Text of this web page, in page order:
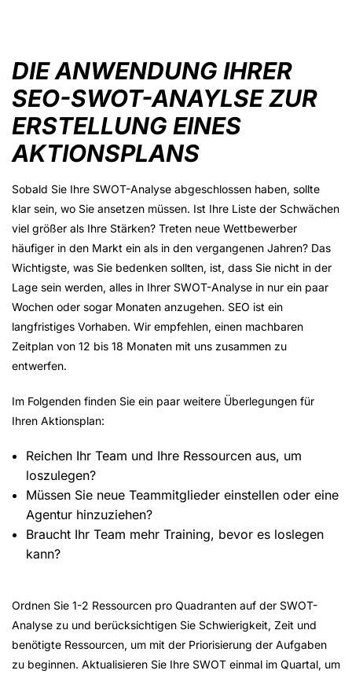
DIE ANWENDUNG IHRER
SEO-SWOT-ANAYLSE ZUR
ERSTELLUNG EINES
AKTIONSPLANS
Sobald Sie Ihre SWOT-Analyse abgeschlossen haben, sollte
klar sein, wo Sie ansetzen müssen. Ist Ihre Liste der Schwächen
viel größer als Ihre Stärken? Treten neue Wettbewerber
häufiger in den Markt ein als in den vergangenen Jahren? Das
Wichtigste, was Sie bedenken sollten, ist, dass Sie nicht in der
Lage sein werden, alles in Ihrer SWOT-Analyse in nur ein paar
Wochen oder sogar Monaten anzugehen. SEO ist ein
langfristiges Vorhaben. Wir empfehlen, einen machbaren
Zeitplan von 12 bis 18 Monaten mit uns zusammen zu
entwerfen.
Im Folgenden finden Sie ein paar weitere Überlegungen für
Ihren Aktionsplan:
Reichen Ihr Team und Ihre Ressourcen aus, um
loszulegen?
Müssen Sie neue Teammitglieder einstellen oder eine
Agentur hinzuziehen?
Braucht Ihr Team mehr Training, bevor es loslegen
kann?
Ordnen Sie 1-2 Ressourcen pro Quadranten auf der SWOT-
Analyse zu und berücksichtigen Sie Schwierigkeit, Zeit und
benötigte Ressourcen, um mit der Priorisierung der Aufgaben
zu beginnen. Aktualisieren Sie Ihre SWOT einmal im Quartal, um